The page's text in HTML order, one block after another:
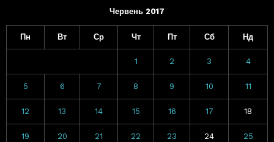
Червень 2017
Пн Вт Ср Чт Пт Сб Нд
1 2 3 4
5 6 7 8 9 10 11
12 13 14 15 16 17 18
19 20 21 22 23 24 25